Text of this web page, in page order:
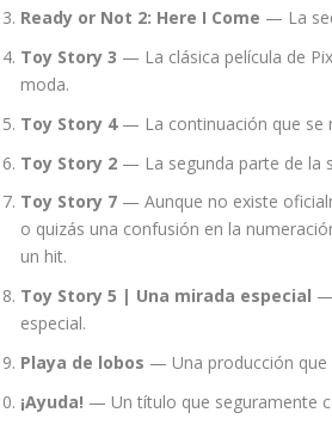
Ready or Not 2: Here I Come — La
Toy Story 3 — La clásica película de
moda.
Toy Story 4— La continuación que se
Toy Story 2 — La segunda parte de la
Toy Story 7 — Aunque no existe
o quizás una confusión en la
un hit.
Toy Story 5 | Una mirada especial —
especial.
Playa de lobos — Una producción que
¡Ayuda! — Un título que seguramente